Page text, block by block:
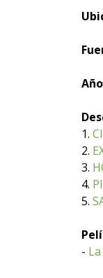
1.
2.
3.
4.
5.
-